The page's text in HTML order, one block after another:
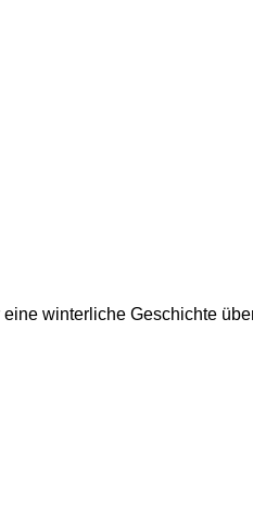
winterliche Geschichte